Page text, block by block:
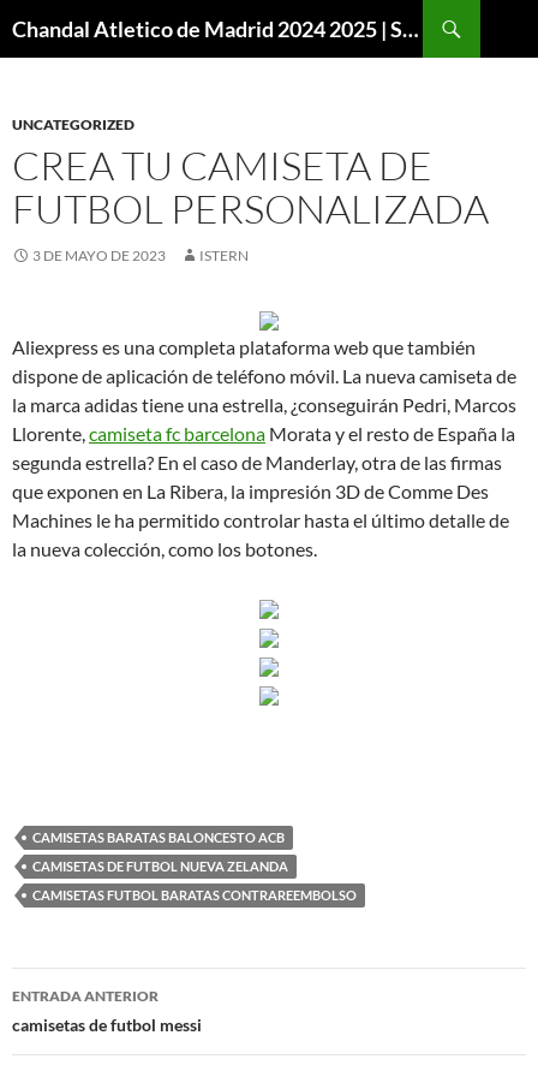
Chandal Atletico de Madrid 2024 2025 | SuperVigo
UNCATEGORIZED
CREA TU CAMISETA DE
FUTBOL PERSONALIZADA
3 DE MAYO DE 2023 ISTERN
Aliexpress es una completa plataforma web que también
dispone de aplicación de teléfono móvil. La nueva camiseta de
la marca adidas tiene una estrella, ¿conseguirán Pedri, Marcos
Llorente,camiseta fc barcelona Morata y el resto de España la
segunda estrella? En el caso de Manderlay, otra de las firmas
que exponen en La Ribera, la impresión 3D de Comme Des
Machines le ha permitido controlar hasta el último detalle de
la nueva colección, como los botones.
CAMISETAS BARATAS BALONCESTO ACB
CAMISETAS DE FUTBOL NUEVA ZELANDA
CAMISETAS FUTBOL BARATAS CONTRAREEMBOLSO
Navegación
de
ENTRADA ANTERIOR
camisetas de futbol messi